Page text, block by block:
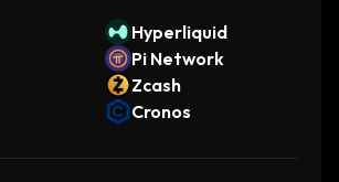
Hyperliquid
Pi Network
Zcash
Cronos